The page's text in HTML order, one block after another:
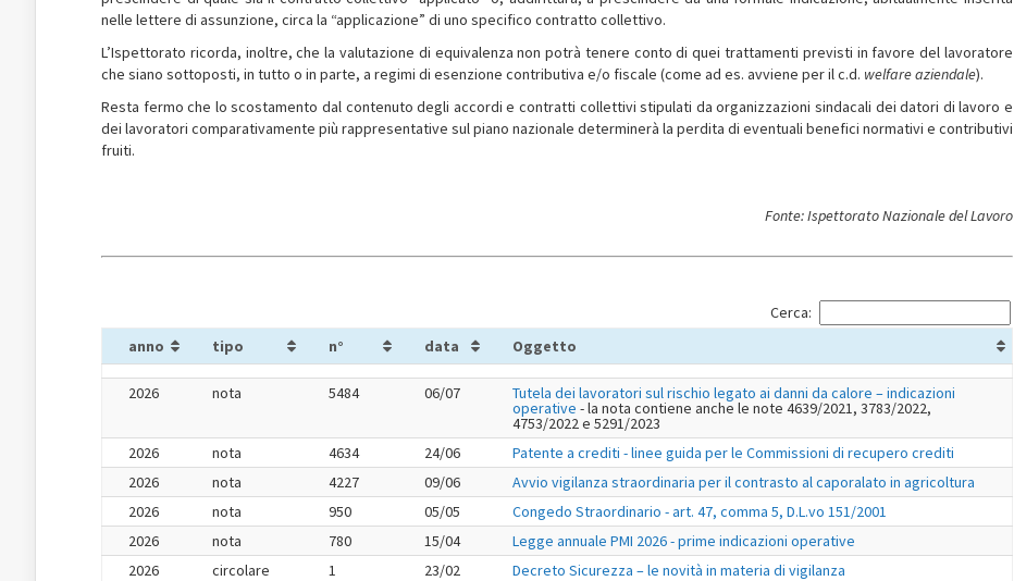
nelle lettere di assunzione, circa la “applicazione” di uno specifico contratto collettivo.
L’Ispettorato ricorda, inoltre, che la valutazione di equivalenza non potrà tenere conto di quei trattamenti previsti in favore del lavoratore
che siano sottoposti, in tutto o in parte, a regimi di esenzione contributiva e/o fiscale (come ad es. avviene per il c.d. welfare aziendale).
Resta fermo che lo scostamento dal contenuto degli accordi e contratti collettivi stipulati da organizzazioni sindacali dei datori di lavoro e
dei lavoratori comparativamente più rappresentative sul piano nazionale determinerà la perdita di eventuali benefici normativi e contributivi
fruiti.
Fonte: Ispettorato Nazionale del Lavoro
Cerca:
anno
tipo n° data Oggetto
2026 nota 5484 06/07 Tutela dei lavoratori sul rischio legato ai danni da calore – indicazioni
operative - la nota contiene anche le note 4639/2021, 3783/2022,
4753/2022 e 5291/2023
2026
nota 4634 24/06
Patente a crediti - linee guida per le Commissioni di recupero crediti
2026
nota 4227 09/06
Avvio vigilanza straordinaria per il contrasto al caporalato in agricoltura
2026
nota 950 05/05
Congedo Straordinario - art. 47, comma 5, D.L.vo 151/2001
2026
nota 780 15/04
Legge annuale PMI 2026 - prime indicazioni operative
2026
circolare 1 23/02
Decreto Sicurezza – le novità in materia di vigilanza